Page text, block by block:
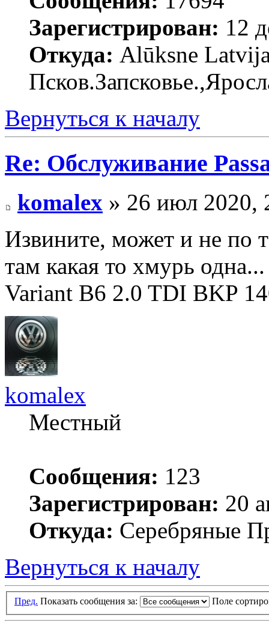
Зарегистрирован: 12
Откуда: Alūksne
Вернуться к началу
Re: Обслуживание
komalex » 26 июл 2020,
Извините, может и не по
там какая то хмурь одна...
Variant B6 2.0 TDI BKP
komalex
Местный
Сообщения: 123
Зарегистрирован: 20
Откуда: Серебряные
Вернуться к началу
Пред. Показать сообщения за: Поле